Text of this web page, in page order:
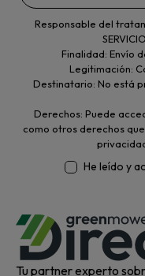
Responsable del
Finalidad: Envío
Legitimación:
Destinatario: No está
Derechos: Puede
como otros derechos
He leído y
Tu partner experto